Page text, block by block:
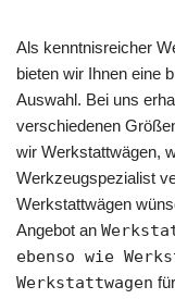
Als kenntnisreicher
bieten wir Ihnen eine
Auswahl. Bei uns
verschiedenen
wir Werkstattwägen,
Werkzeugspezialist
Werkstattwägen
Angebot an
ebenso wie
Werkstattwagen